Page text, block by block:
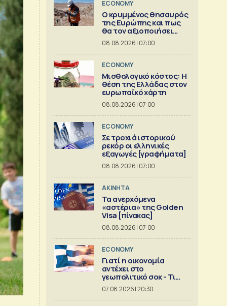
ECONOMY
Ο κρυμμένος θησαυρός
της Ευρώπης και πως
θα τον αξιοποιήσει
[γράφημα]
08.08.2026 | 07:00
ECONOMY
Μισθολογικό κόστος: Η
θέση της Ελλάδας στον
ευρωπαϊκό χάρτη
08.08.2026 | 07:00
ECONOMY
Σε τροχιά ιστορικού
ρεκόρ οι ελληνικές
εξαγωγές [γραφήματα]
08.08.2026 | 07:00
ΑΚΙΝΗΤΑ
Τα ανερχόμενα
«αστέρια» της Golden
Visa [πίνακας]
08.08.2026 | 07:00
ECONOMY
Γιατί η οικονομία
αντέχει στο
γεωπολιτικό σοκ - Τι
δείχνει ανάλυση της
Eurobank [γραφήματα]
07.08.2026 | 20:30